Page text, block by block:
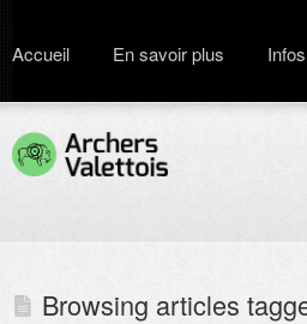
Accueil En savoir plus
Browsing articles